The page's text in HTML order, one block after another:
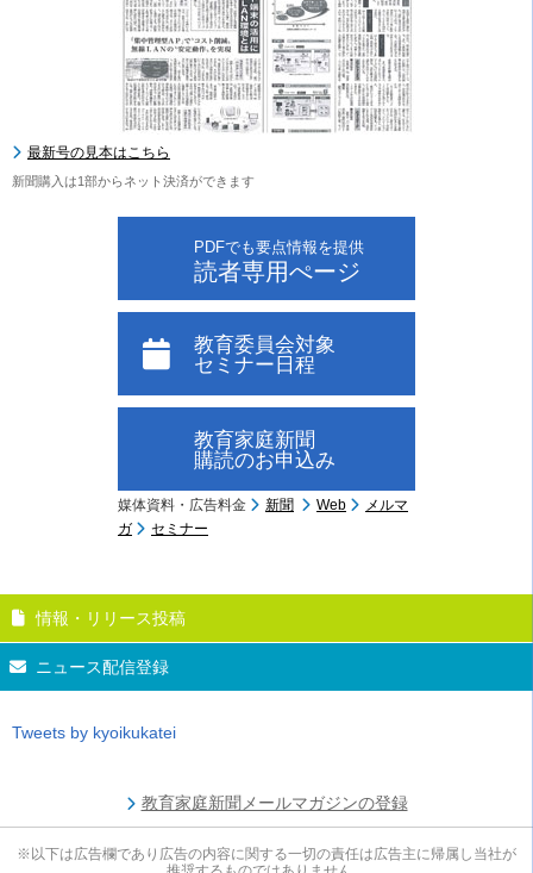
最新号の見本はこちら
新聞購入は1部からネット決済ができます
PDFでも要点情報を提供
読者専用ぺージ
教育委員会対象
セミナー日程
教育家庭新聞
購読のお申込み
媒体資料・広告料金 新聞 Web
メルマ
ガ
セミナー
情報・リリース投稿
ニュース配信登録
Tweets by kyoikukatei
教育家庭新聞メールマガジンの登録
※以下は広告欄であり広告の内容に関する一切の責任は広告主に帰属し当社が